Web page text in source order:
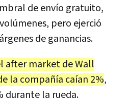
de envío gratuito,
pero ejerció
de ganancias.
after market de Wall
la compañía caían 2%,
durante la rueda.